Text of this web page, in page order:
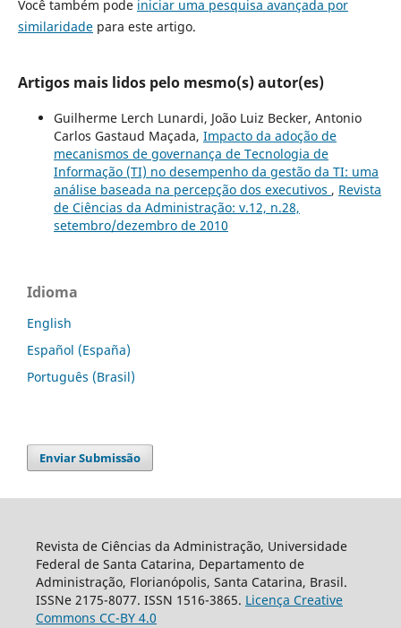
Você também pode iniciar uma pesquisa avançada por
similaridadepara este artigo.
Artigos mais lidos pelo mesmo(s) autor(es)
Guilherme Lerch Lunardi, João Luiz Becker, Antonio
Carlos Gastaud Maçada, Impacto da adoção de
mecanismos de governança de Tecnologia de
Informação (TI) no desempenho da gestão da TI: uma
análise baseada na percepção dos executivos , Revista
de Ciências da Administração: v.12, n.28,
setembro/dezembro de 2010
Idioma
English
Español (España)
Português (Brasil)
Enviar Submissão
Revista de Ciências da Administração, Universidade
Federal de Santa Catarina, Departamento de
Administração, Florianópolis, Santa Catarina, Brasil.
ISSNe 2175-8077. ISSN 1516-3865. Licença Creative
Commons CC-BY 4.0